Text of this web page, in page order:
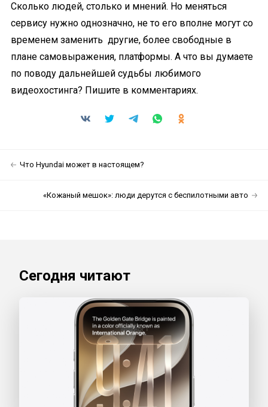
Сколько людей, столько и мнений. Но меняться
сервису нужно однозначно, не то его вполне могут со
временем заменить другие, более свободные в
плане самовыражения, платформы. А что вы думаете
по поводу дальнейшей судьбы любимого
видеохостинга? Пишите в комментариях.
Что Hyundai может в настоящем?
«Кожаный мешок»: люди дерутся с беспилотными авто
Сегодня читают